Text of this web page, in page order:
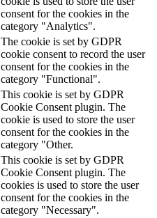
consent for the cookies in the
category "Analytics".
The cookie is set by GDPR
cookie consent to record the user
consent for the cookies in the
category "Functional".
This cookie is set by GDPR
Cookie Consent plugin. The
cookie is used to store the user
consent for the cookies in the
category "Other.
This cookie is set by GDPR
Cookie Consent plugin. The
cookies is used to store the user
consent for the cookies in the
category "Necessary".